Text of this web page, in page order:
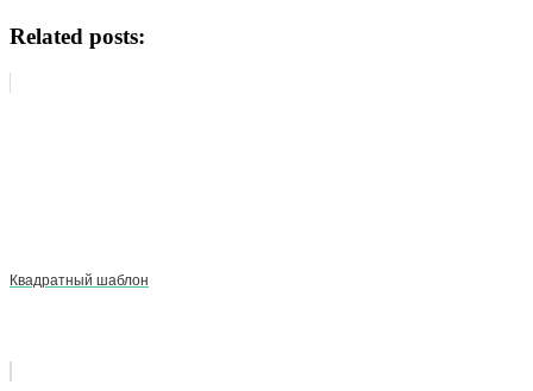
Related posts:
Квадратный шаблон